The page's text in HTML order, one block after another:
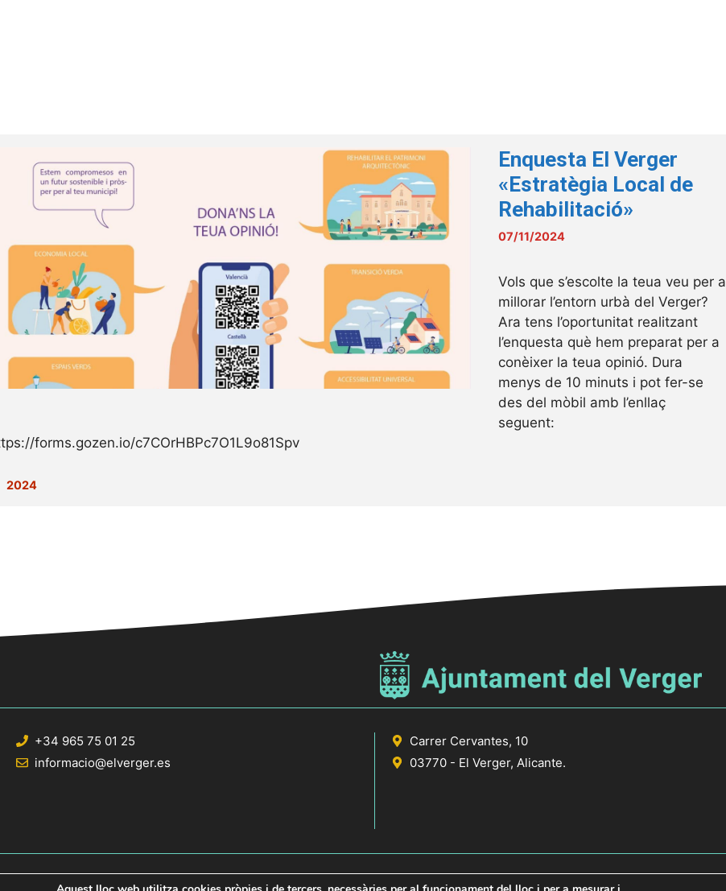
Enquesta El Verger
«Estratègia Local de
Rehabilitació»
07/11/2024
Vols que s’escolte la teua veu per a
millorar l’entorn urbà del Verger?
Ara tens l’oportunitat realitzant
l’enquesta què hem preparat per a
conèixer la teua opinió. Dura
menys de 10 minuts i pot fer-se
des del mòbil amb l’enllaç
seguent:
forms.gozen.io/c7COrHBPc7O1L9o81Spv
Categories
2024
+34 965 75 01 25
informacio@elverger.es
Carrer Cervantes, 10
03770 - El Verger, Alicante.